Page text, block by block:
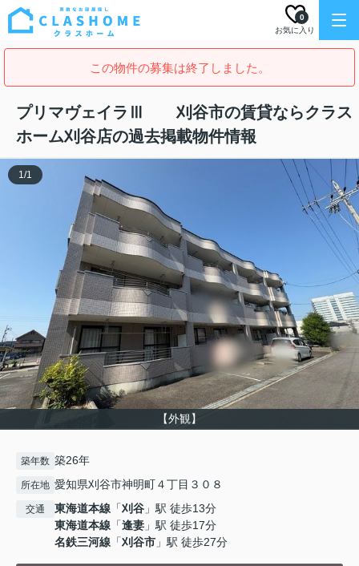
お気に入り
0
この物件の募集は終了しました。
プリマヴェイラⅢ 刈谷市の賃貸ならクラス
ホーム刈谷店の過去掲載物件情報
【外観】
1/1
築年数 築26年
所在地 愛知県刈谷市神明町４丁目３０８
交通 東海道本線 「刈谷 」駅 徒歩13分
東海道本線 「逢妻 」駅 徒歩17分
名鉄三河線 「刈谷市 」駅 徒歩27分